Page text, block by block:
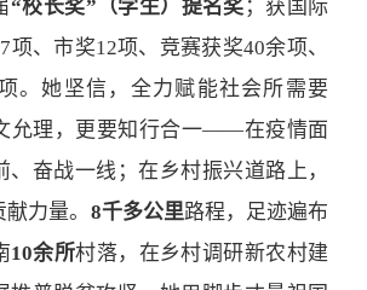
“校长奖”（学生）提名奖 ；获国际
项、市奖12项、竞赛获奖40余项、
。她坚信，全力赋能社会所需要
允理，更要知行合一——在疫情面
、奋战一线；在乡村振兴道路上，
力量。 8千多公里路程，足迹遍布
10余所村落，在乡村调研新农村建